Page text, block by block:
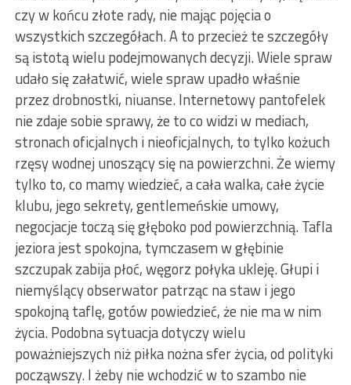
czy w końcu złote rady, nie mając pojęcia o
wszystkich szczegółach. A to przecież te szczegóły
są istotą wielu podejmowanych decyzji. Wiele spraw
udało się załatwić, wiele spraw upadło właśnie
przez drobnostki, niuanse. Internetowy pantofelek
nie zdaje sobie sprawy, że to co widzi w mediach,
stronach oficjalnych i nieoficjalnych, to tylko kożuch
rzęsy wodnej unoszący się na powierzchni. Że wiemy
tylko to, co mamy wiedzieć, a cała walka, całe życie
klubu, jego sekrety, gentlemeńskie umowy,
negocjacje toczą się głęboko pod powierzchnią. Tafla
jeziora jest spokojna, tymczasem w głębinie
szczupak zabija płoć, węgorz połyka ukleję. Głupi i
niemyślący obserwator patrząc na staw i jego
spokojną taflę, gotów powiedzieć, że nie ma w nim
życia. Podobna sytuacja dotyczy wielu
poważniejszych niż piłka nożna sfer życia, od polityki
począwszy. I żeby nie wchodzić w to szambo nie